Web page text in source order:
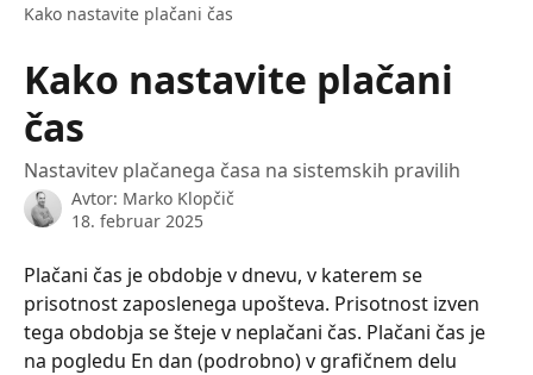
Kako nastavite plačani čas
Kako nastavite plačani
čas
Nastavitev plačanega časa na sistemskih pravilih
Avtor: Marko Klopčič
18. februar 2025
Plačani čas je obdobje v dnevu, v katerem se
prisotnost zaposlenega upošteva. Prisotnost izven
tega obdobja se šteje v neplačani čas. Plačani čas je
na pogledu En dan (podrobno) v grafičnem delu